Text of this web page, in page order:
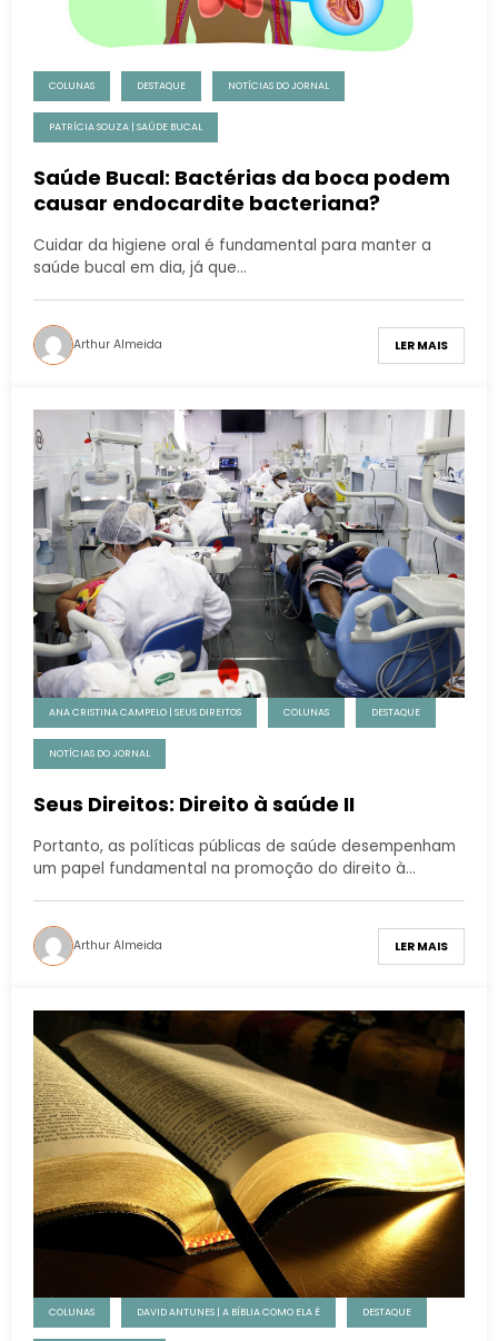
COLUNAS DESTAQUE NOTÍCIAS DO JORNAL
PATRÍCIA SOUZA | SAÚDE BUCAL
Saúde Bucal: Bactérias da boca podem
causar endocardite bacteriana?
Cuidar da higiene oral é fundamental para manter a
saúde bucal em dia, já que…
Arthur Almeida LER MAIS
ANA CRISTINA CAMPELO | SEUS DIREITOS COLUNAS DESTAQUE
NOTÍCIAS DO JORNAL
Seus Direitos: Direito à saúde II
Portanto, as políticas públicas de saúde desempenham
um papel fundamental na promoção do direito à…
Arthur Almeida LER MAIS
COLUNAS DAVID ANTUNES | A BÍBLIA COMO ELA É DESTAQUE